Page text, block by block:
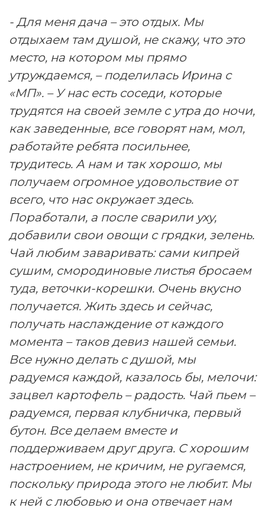
- Для меня дача – это отдых. Мы
отдыхаем там душой, не скажу, что это
место, на котором мы прямо
утруждаемся, – поделилась Ирина с
«МП». – У нас есть соседи, которые
трудятся на своей земле с утра до ночи,
как заведенные, все говорят нам, мол,
работайте ребята посильнее,
трудитесь. А нам и так хорошо, мы
получаем огромное удовольствие от
всего, что нас окружает здесь.
Поработали, а после сварили уху,
добавили свои овощи с грядки, зелень.
Чай любим заваривать: сами кипрей
сушим, смородиновые листья бросаем
туда, веточки-корешки. Очень вкусно
получается. Жить здесь и сейчас,
получать наслаждение от каждого
момента – таков девиз нашей семьи.
Все нужно делать с душой, мы
радуемся каждой, казалось бы, мелочи:
зацвел картофель – радость. Чай пьем –
радуемся, первая клубничка, первый
бутон. Все делаем вместе и
поддерживаем друг друга. С хорошим
настроением, не кричим, не ругаемся,
поскольку природа этого не любит. Мы
к ней с любовью и она отвечает нам